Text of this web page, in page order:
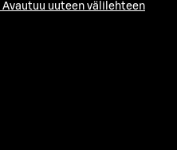
Avautuu uuteen välilehteen